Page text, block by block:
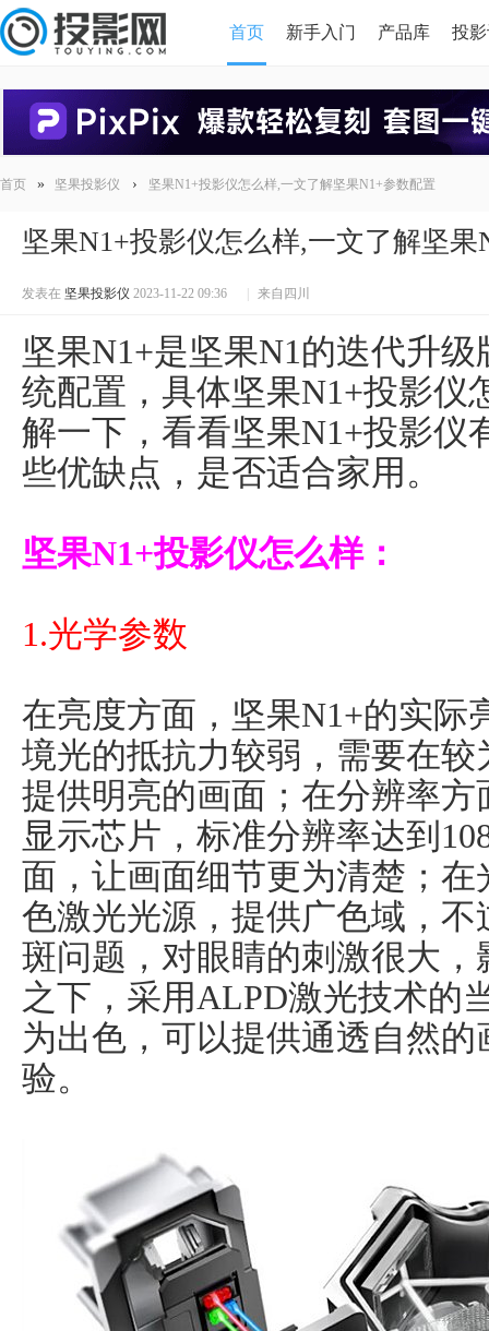
首页 新手入门 产品库 投
首页 » 坚果投影仪 › 坚果N1+投影仪怎么样,一文了解坚果N1+参数配置
坚果N1+投影仪怎么样,一文了解坚果
发表在 坚果投影仪 2023-11-22 09:36 来自四川
坚果N1+是坚果N1的迭代升
统配置，具体坚果N1+投影仪
解一下，看看坚果N1+投影仪
些优缺点，是否适合家用。
坚果N1+投影仪怎么样：
1.光学参数
在亮度方面，坚果N1+的实际
境光的抵抗力较弱，需要在
提供明亮的画面；在分辨率方
显示芯片，标准分辨率达到
面，让画面细节更为清楚；
色激光光源，提供广色域，
斑问题，对眼睛的刺激很大
之下，采用ALPD激光技术的
为出色，可以提供通透自然
验。